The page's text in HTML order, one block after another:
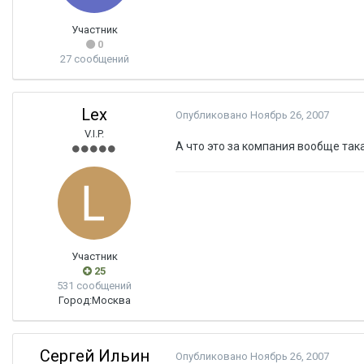
Участник
0
27 сообщений
Lex
V.I.P.
Участник
25
531 сообщений
Город:Москва
Опубликовано Ноябрь 26, 2007
А что это за компания вообще
Сергей Ильин Опубликовано Ноябрь 26, 2007